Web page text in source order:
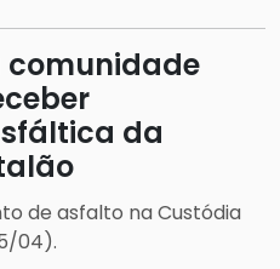
comunidade
da
de asfalto na Custódia
04).